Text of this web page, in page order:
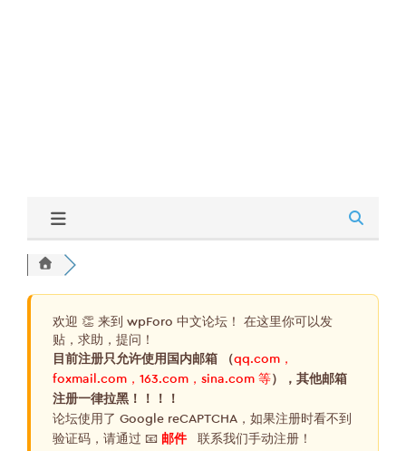
欢迎 👏 来到 wpForo 中文论坛！ 在这里你可以发
贴，求助，提问！
目前注册只允许使用国内邮箱 （qq.com，
foxmail.com，163.com，sina.com 等），其他邮箱
注册一律拉黑！！！！
论坛使用了 Google reCAPTCHA，如果注册时看不到
验证码，请通过 📧 邮件联系我们手动注册！